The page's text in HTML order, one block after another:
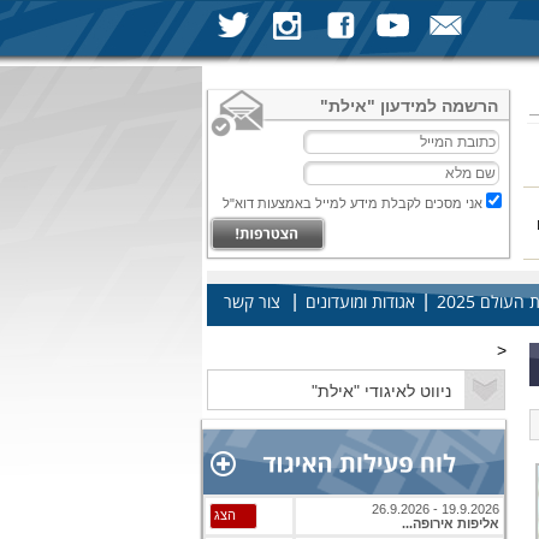
הרשמה למידעון "אילת"
אני מסכים לקבלת מידע למייל באמצעות דוא"ל
2025
| אגודות ומועדונים צור קשר
<
19.9.2026 - 26.9.2026
אליפות אירופה...
הצג